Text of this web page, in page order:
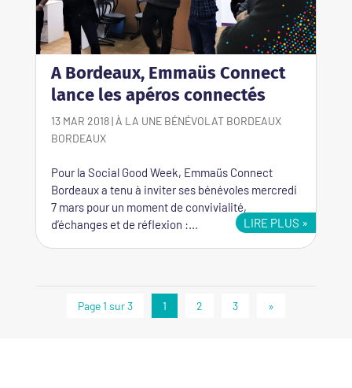
A Bordeaux, Emmaüs Connect
lance les apéros connectés
13 MAR 2018| À LA UNE BÉNÉVOLAT BORDEAUX
BORDEAUX
Pour la Social Good Week, Emmaüs Connect
Bordeaux a tenu à inviter ses bénévoles mercredi
7 mars pour un moment de convivialité,
d’échanges et de réflexion :...
LIRE PLUS
Page 1 sur 3 1 2 3 »